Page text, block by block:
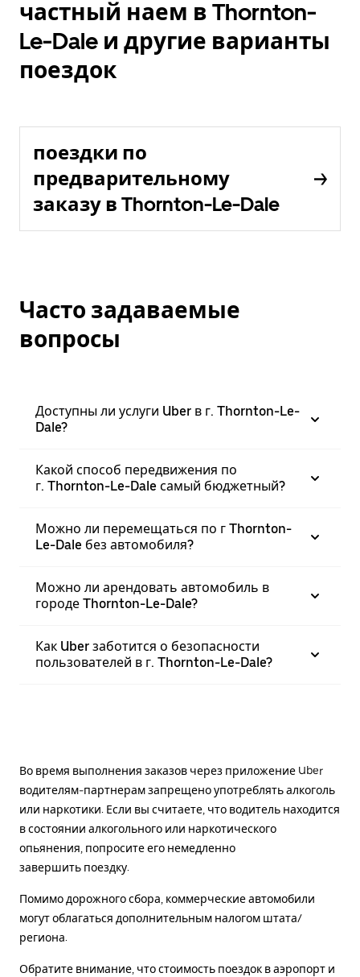
частный наем в Thornton-
Le-Dale и другие варианты
поездок
поездки по
предварительному
заказу в Thornton-Le-Dale
Часто задаваемые
вопросы
Доступны ли услуги Uber в г. Thornton-Le-
Dale?
Какой способ передвижения по
г. Thornton-Le-Dale самый бюджетный?
Можно ли перемещаться по г Thornton-
Le-Dale без автомобиля?
Можно ли арендовать автомобиль в
городе Thornton-Le-Dale?
Как Uber заботится о безопасности
пользователей в г. Thornton-Le-Dale?
Во время выполнения заказов через приложение Uber
водителям-партнерам запрещено употреблять алкоголь
или наркотики. Если вы считаете, что водитель находится
в состоянии алкогольного или наркотического
опьянения, попросите его немедленно
завершить поездку.
Помимо дорожного сбора, коммерческие автомобили
могут облагаться дополнительным налогом штата/
региона.
Обратите внимание, что стоимость поездок в аэропорт и